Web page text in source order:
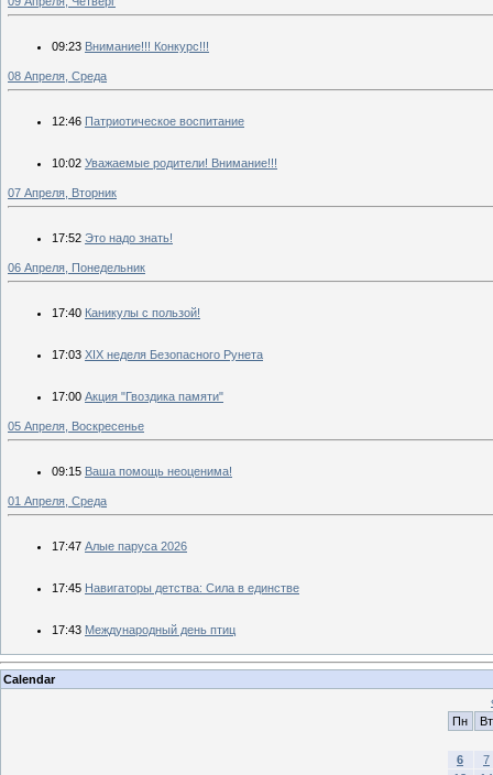
09:23 Внимание!!! Конкурс!!!
08 Апреля, Среда
12:46 Патриотическое воспитание
10:02 Уважаемые родители! Внимание!!!
07 Апреля, Вторник
17:52 Это надо знать!
06 Апреля, Понедельник
17:40 Каникулы с пользой!
17:03 XIX неделя Безопасного Рунета
17:00 Акция "Гвоздика памяти"
05 Апреля, Воскресенье
09:15 Ваша помощь неоценима!
01 Апреля, Среда
17:47 Алые паруса 2026
17:45 Навигаторы детства: Сила в единстве
17:43 Международный день птиц
Calendar
Пн
Вт
6
7